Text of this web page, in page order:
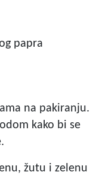
papra
na pakiranju.
kako bi se
žutu i zelenu